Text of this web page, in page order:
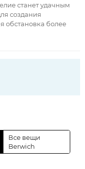
станет удачным
создания
обстановка более
Все вещи
Berwich